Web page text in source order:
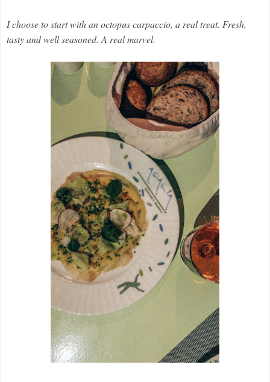
I choose to start with an octopus carpaccio, a real treat. Fresh,
tasty and well seasoned. A real marvel.